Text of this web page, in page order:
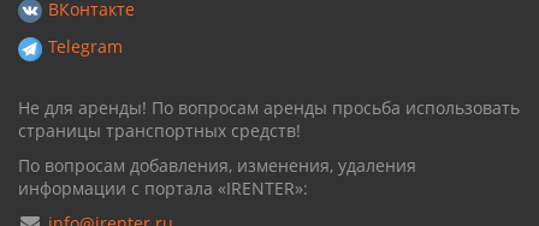
ВКонтакте
Telegram
Не для аренды! По вопросам аренды просьба использовать
страницы транспортных средств!
По вопросам добавления, изменения, удаления
информации с портала «IRENTER»: